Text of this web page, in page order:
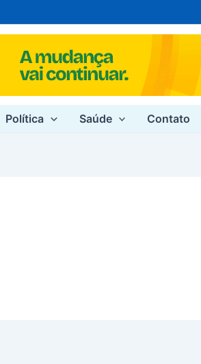
Política Saúde Contato